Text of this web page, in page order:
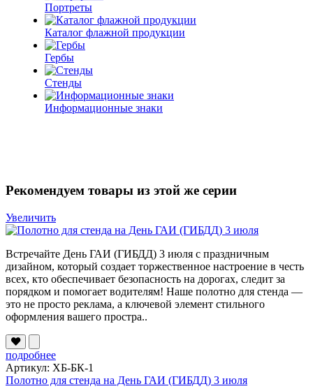
Портреты
Каталог флажной продукции
Гербы
Стенды
Информационные знаки
Рекомендуем товары из этой же серии
Увеличить
Встречайте День ГАИ (ГИБДД) 3 июля с праздничным
дизайном, который создает торжественное настроение в честь
всех, кто обеспечивает безопасность на дорогах, следит за
порядком и помогает водителям! Наше полотно для стенда —
это не просто реклама, а ключевой элемент стильного
оформления вашего простра..
подробнее
Артикул: ХБ-БК-1
Полотно для стенда на День ГАИ (ГИБДД) 3 июля